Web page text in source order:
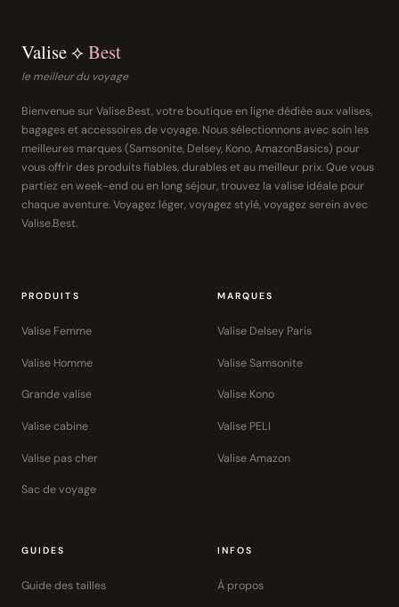
Valise ⟡ Best
le meilleur du voyage
Bienvenue sur Valise.Best, votre boutique en ligne dédiée aux valises,
bagages et accessoires de voyage. Nous sélectionnons avec soin les
meilleures marques (Samsonite, Delsey, Kono, AmazonBasics) pour
vous offrir des produits fiables, durables et au meilleur prix. Que vous
partiez en week-end ou en long séjour, trouvez la valise idéale pour
chaque aventure. Voyagez léger, voyagez stylé, voyagez serein avec
Valise.Best.
PRODUITS
Valise Femme
Valise Homme
Grande valise
Valise cabine
Valise pas cher
Sac de voyage
MARQUES
Valise Delsey Paris
Valise Samsonite
Valise Kono
Valise PELI
Valise Amazon
GUIDES
Guide des tailles
INFOS
À propos